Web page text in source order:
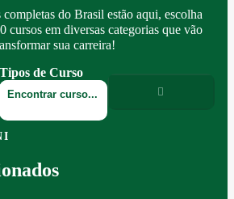
do Brasil estão aqui, escolha
cursos em diversas categorias que vão
sua carreira!
Tipos de Curso